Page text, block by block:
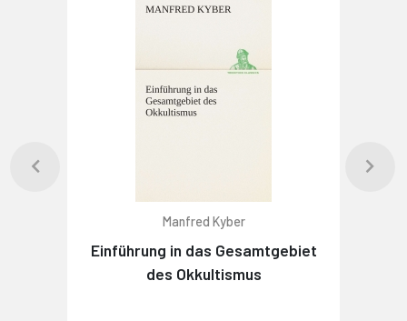
Manfred Kyber
Einführung in das Gesamtgebiet
des Okkultismus